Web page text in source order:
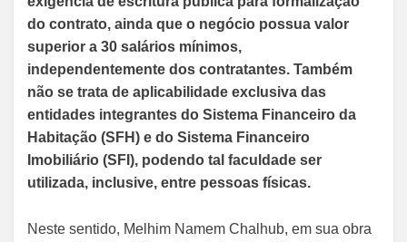
do contrato, ainda que o negócio possua valor
superior a 30 salários mínimos,
independentemente dos contratantes. Também
não se trata de aplicabilidade exclusiva das
entidades integrantes do Sistema Financeiro da
Habitação (SFH) e do Sistema Financeiro
Imobiliário (SFI), podendo tal faculdade ser
utilizada, inclusive, entre pessoas físicas.
Neste sentido, Melhim Namem Chalhub, em sua obra